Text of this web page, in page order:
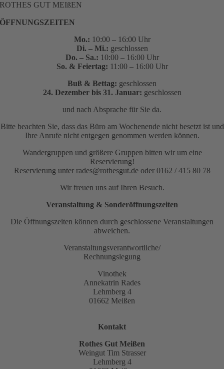
ROTHES GUT MEIßEN
ÖFFNUNGSZEITEN
Mo.: 10:00 – 16:00 Uhr
Di. – Mi.: geschlossen
Do. – Sa.: 10:00 – 16:00 Uhr
So. & Feiertag: 11:00 – 16:00 Uhr
Buß & Bettag: geschlossen
24. Dezember bis 31. Januar: geschlossen
und nach Absprache für Sie da.
Bitte beachten Sie, dass das Büro am Wochenende nicht besetzt ist und
Ihre Anrufe nicht entgegen genommen werden können.
Wandergruppen und größere Gruppen bitten wir um eine
Reservierung!
Reservierung unter rades@rothesgut.de oder 0162 / 415 80 78
Wir freuen uns auf Ihren Besuch.
Veranstaltung & Sonderöffnungszeiten
Die Öffnungszeiten können durch geschlossene Veranstaltungen
abweichen.
Veranstaltungsverantwortliche/
Rechnungslegung
Vinothek
Annekatrin Rades
Lehmberg 4
01662 Meißen
Kontakt
Rothes Gut Meißen
Weingut Tim Strasser
Lehmberg 4